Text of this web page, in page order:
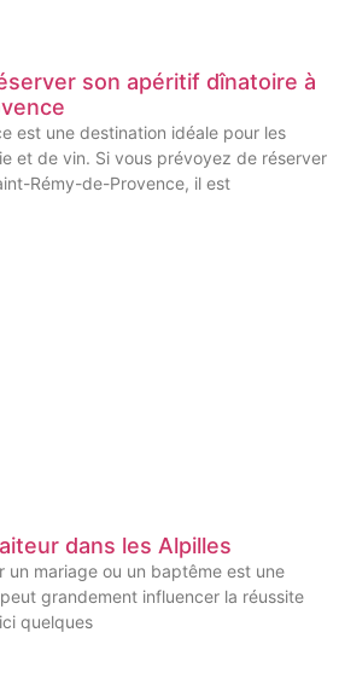
son apéritif dînatoire à
est une destination idéale pour les
et de vin. Si vous prévoyez de réserver
Rémy-de-Provence, il est
dans les Alpilles
un mariage ou un baptême est une
grandement influencer la réussite
quelques